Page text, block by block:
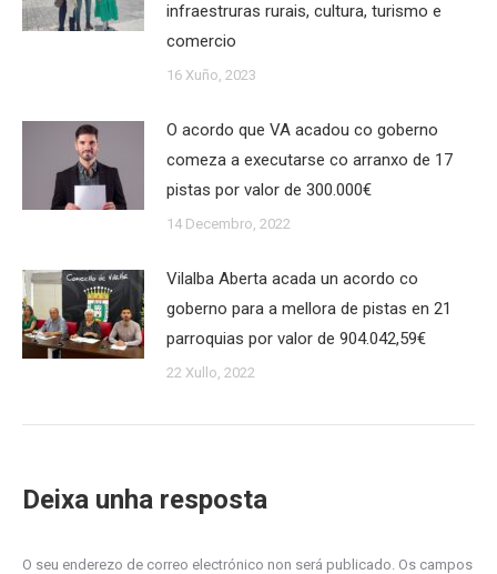
infraestruras rurais, cultura, turismo e
comercio
16 Xuño, 2023
O acordo que VA acadou co goberno
comeza a executarse co arranxo de 17
pistas por valor de 300.000€
14 Decembro, 2022
Vilalba Aberta acada un acordo co
goberno para a mellora de pistas en 21
parroquias por valor de 904.042,59€
22 Xullo, 2022
Deixa unha resposta
O seu enderezo de correo electrónico non será publicado. Os campos